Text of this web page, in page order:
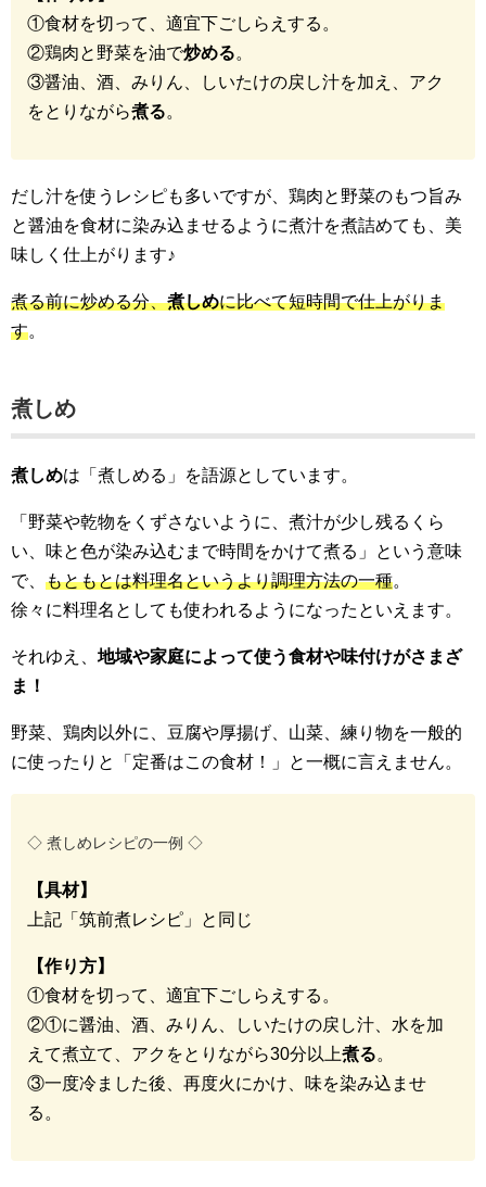
①食材を切って、適宜下ごしらえする。
②鶏肉と野菜を油で炒める。
③醤油、酒、みりん、しいたけの戻し汁を加え、アク
をとりながら煮る。
だし汁を使うレシピも多いですが、鶏肉と野菜のもつ旨み
と醤油を食材に染み込ませるように煮汁を煮詰めても、美
味しく仕上がります♪
煮る前に炒める分、煮しめに比べて短時間で仕上がりま
す。
煮しめ
煮しめは「煮しめる」を語源としています。
「野菜や乾物をくずさないように、煮汁が少し残るくら
い、味と色が染み込むまで時間をかけて煮る」という意味
で、 もともとは料理名というより調理方法の一種。
徐々に料理名としても使われるようになったといえます。
それゆえ、 地域や家庭によって使う食材や味付けがさまざ
ま！
野菜、鶏肉以外に、豆腐や厚揚げ、山菜、練り物を一般的
に使ったりと「定番はこの食材！」と一概に言えません。
◇ 煮しめレシピの一例 ◇
【具材】
上記「筑前煮レシピ」と同じ
【作り方】
①食材を切って、適宜下ごしらえする。
②①に醤油、酒、みりん、しいたけの戻し汁、水を加
えて煮立て、アクをとりながら30分以上煮る。
③一度冷ました後、再度火にかけ、味を染み込ませ
る。